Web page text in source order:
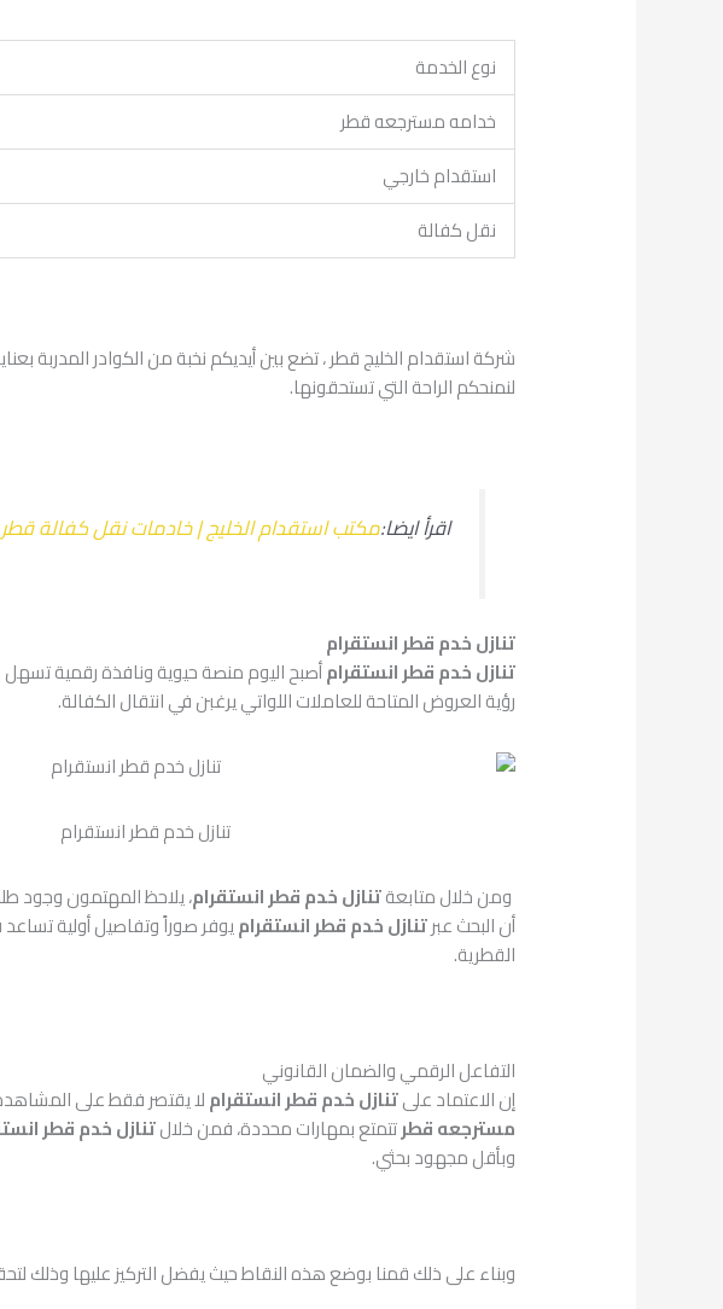
نوع الخدمة
خدامه مسترجعه قطر
استقدام خارجي
نقل كفالة
لنمنحكم الراحة التي تستحقونها.
اقرأ ايضا:مكتب استقدام الخليج | خادمات نقل كفالة قطر
تنازل خدم قطر انستقرام
تنازل خدم قطر انستقرامأصبح اليوم منصة حيوية ونافذة رقمية
رؤية العروض المتاحة للعاملات اللواتي يرغبن في انتقال الكفالة.
تنازل خدم قطر انستقرام
ومن خلال متابعةتنازل خدم قطر انستقرام، يلاحظ المهتمون وجود
أن البحث عبرتنازل خدم قطر انستقراميوفر صوراً وتفاصيل أولية
القطرية.
التفاعل الرقمي والضمان القانوني
إن الاعتماد علىتنازل خدم قطر انستقراملا يقتصر فقط على
مسترجعه قطرتتمتع بمهارات محددة، فمن خلالتنازل خدم قطر
وبأقل مجهود بحثي.
وبناء على ذلك قمنا بوضع هذه النقاط حيث يفضل التركيز عليها وذلك